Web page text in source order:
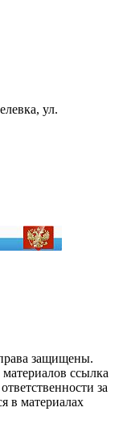
ул.
защищены.
ссылка
за
в материалах